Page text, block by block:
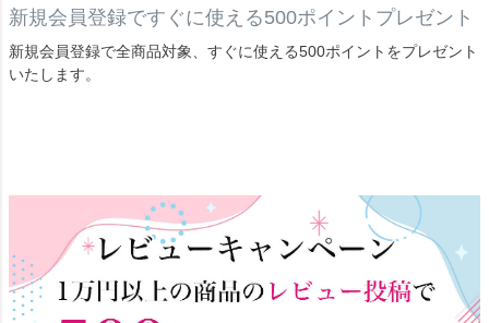
新規会員登録ですぐに使える500ポイントプレゼント
新規会員登録で全商品対象、すぐに使える500ポイントをプレゼント
いたします。